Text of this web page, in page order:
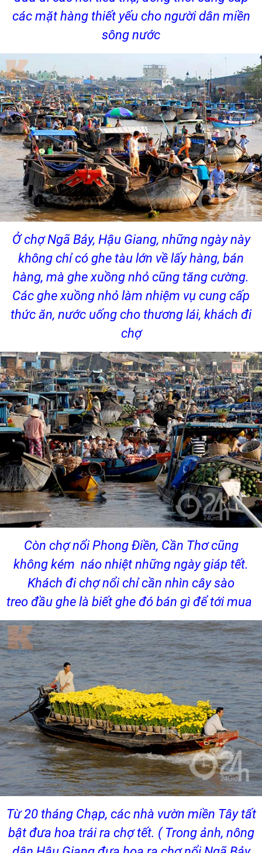
các mặt hàng thiết yếu cho người dân miền
sông nước
Ở chợ Ngã Bảy, Hậu Giang, những ngày này
không chỉ có ghe tàu lớn về lấy hàng, bán
hàng, mà ghe xuồng nhỏ cũng tăng cường.
Các ghe xuồng nhỏ làm nhiệm vụ cung cấp
thức ăn, nước uống cho thương lái, khách đi
chợ
Còn chợ nổi Phong Điền, Cần Thơ cũng
không kém náo nhiệt những ngày giáp tết.
Khách đi chợ nổi chỉ cần nhìn cây sào
treo đầu ghe là biết ghe đó bán gì để tới mua
Từ 20 tháng Chạp, các nhà vườn miền Tây tất
bật đưa hoa trái ra chợ tết. ( Trong ảnh, nông